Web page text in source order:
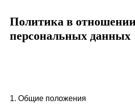
Политика в
персональных данных
1. Общие положения